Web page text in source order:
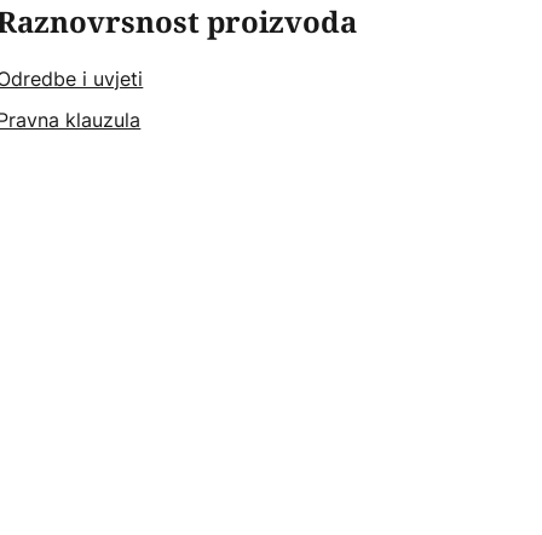
proizvoda
i uvjeti
klauzula